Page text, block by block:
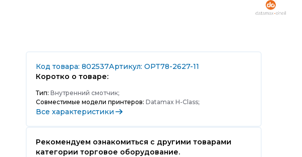
Код товара: 802537Артикул: OPT78-2627-11
Коротко о товаре:
Тип: Внутренний смотчик;
Совместимые модели принтеров: Datamax H-Class;
Все характеристики
Рекомендуем ознакомиться с другими товарами
категории торговое оборудование.